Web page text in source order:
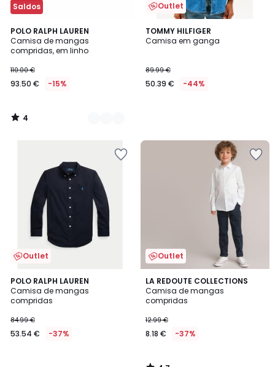
Saldos
POLO RALPH LAUREN
Camisa de mangas
compridas, em linho
110.00 €
93.50 € -15%
4
/
5
2
Cores
4
/
Outlet
TOMMY HILFIGER
Camisa em ganga
89.99 €
50.39 € -44%
Outlet
POLO RALPH LAUREN
Camisa de mangas
compridas
84.99 €
53.54 € -37%
Outlet
LA REDOUTE COLLECTIONS
Camisa de mangas
compridas
12.99 €
8.18 € -37%
4,7
/ 5